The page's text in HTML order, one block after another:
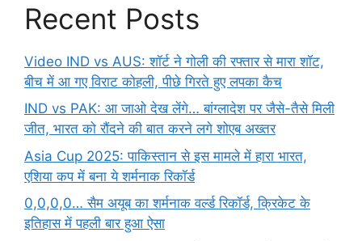
Recent Posts
Video IND vs AUS: शॉर्ट ने गोली की रफ्तार से मारा शॉट,
बीच में आ गए विराट कोहली, पीछे गिरते हुए लपका कैच
IND vs PAK: आ जाओ देख लेंगे… बांग्लादेश पर जैसे-तैसे मिली
जीत, भारत को रौंदने की बात करने लगे शोएब अख्तर
Asia Cup 2025: पाकिस्तान से इस मामले में हारा भारत,
एशिया कप में बना ये शर्मनाक रिकॉर्ड
0,0,0,0… सैम अयूब का शर्मनाक वर्ल्ड रिकॉर्ड, क्रिकेट के
इतिहास में पहली बार हुआ ऐसा